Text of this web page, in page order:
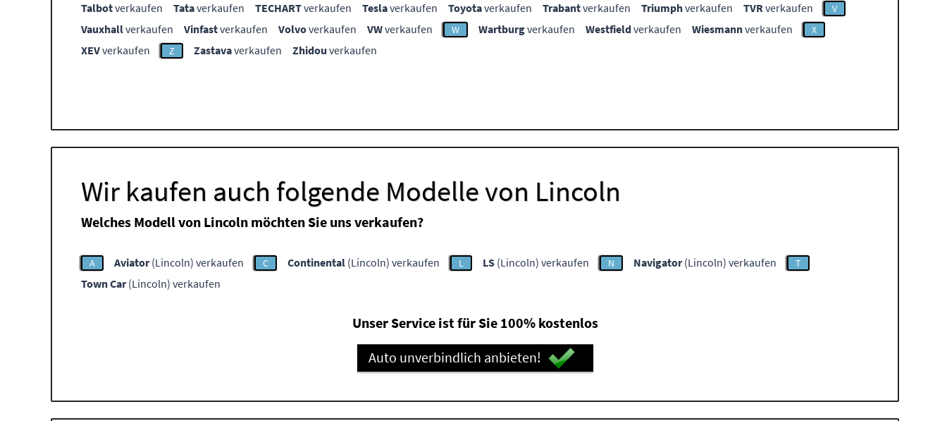
Talbotverkaufen Tataverkaufen TECHARTverkaufen Teslaverkaufen Toyotaverkaufen Trabantverkaufen Triumphverkaufen TVRverkaufen V
Vauxhallverkaufen Vinfastverkaufen Volvoverkaufen VWverkaufen W Wartburgverkaufen Westfieldverkaufen Wiesmannverkaufen X
XEVverkaufen Z Zastavaverkaufen Zhidou verkaufen
Wir kaufen auch folgende Modelle von Lincoln
Welches Modell von Lincoln möchten Sie uns verkaufen?
A Aviator(Lincoln) verkaufen C Continental (Lincoln) verkaufen L LS (Lincoln) verkaufen N Navigator(Lincoln) verkaufen T
Town Car(Lincoln) verkaufen
Unser Service ist für Sie 100% kostenlos
Auto unverbindlich anbieten!